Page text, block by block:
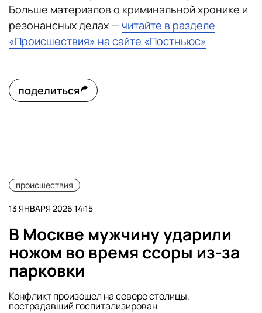
Больше материалов о криминальной хронике и
резонансных делах — читайте в разделе
«Происшествия» на сайте «Постньюс»
поделиться
происшествия
13 ЯНВАРЯ 2026 14:15
В Москве мужчину ударили
ножом во время ссоры из-за
парковки
Конфликт произошел на севере столицы,
пострадавший госпитализирован